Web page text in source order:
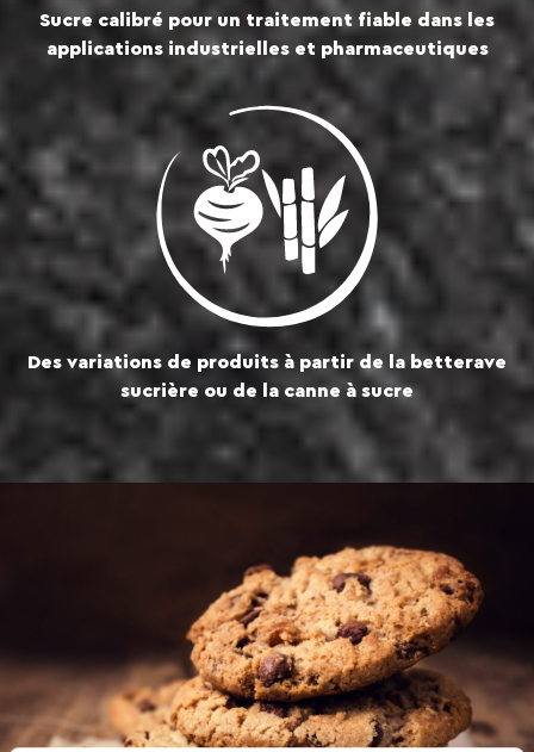
Sucre calibré pour un traitement fiable dans les
applications industrielles et pharmaceutiques
Des variations de produits à partir de la betterave
sucrière ou de la canne à sucre